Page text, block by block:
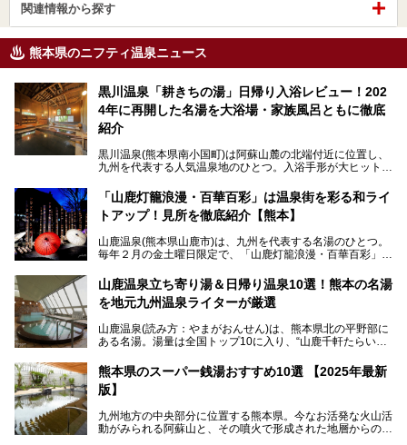
関連情報から探す
熊本県のニフティ温泉ニュース
黒川温泉「耕きちの湯」日帰り入浴レビュー！202
4年に再開した名湯を大浴場・家族風呂ともに徹底
紹介
黒川温泉(熊本県南小国町)は阿蘇山麓の北端付近に位置し、
九州を代表する人気温泉地のひとつ。入浴手形が大ヒット
す。
中でも「耕きち(こうきち)の湯」は露天風呂を持たないもの
り一度廃業しましたが、2024年10月に営業再開。数多くの
温泉ファンに注目される名湯です。
今回は再開した耕きちの湯を訪問し、全浴室(男女別大浴
「山鹿灯籠浪漫・百華百彩」は温泉街を彩る和ライ
トアップ！見所を徹底紹介【熊本】
山鹿温泉(熊本県山鹿市)は、九州を代表する名湯のひとつ。
毎年２月の金土曜日限定で、「山鹿灯籠浪漫・百華百彩」
ます。和傘や竹、ろうそくなどを用いて、和情緒たっぷりの
ライトアップが無料で楽しめます。
日、の合計8日間開催。今回は地元九州在住の筆者が、その
見所を徹底紹介。併せて、その他イベントや立ち寄り湯も併
山鹿温泉立ち寄り湯＆日帰り温泉10選！熊本の名湯
を地元九州温泉ライターが厳選
山鹿温泉(読み方：やまがおんせん)は、熊本県北の平野部に
ある名湯。湯量は全国トップ10に入り、“山鹿千軒たらいな
泉質であり、お湯の良さにも定評があります。
今回は地元九州の温泉ライターの私が実際に入浴した中か
設・家族風呂の3パターンに分類し、合計10施設を厳選して
ご紹介。ぜひ、湯めぐりの参考にして下さいね！
熊本県のスーパー銭湯おすすめ10選 【2025年最新
版】
九州地方の中央部分に位置する熊本県。今なお活発な火山活
動がみられる阿蘇山と、その噴火で形成された地層からの湧